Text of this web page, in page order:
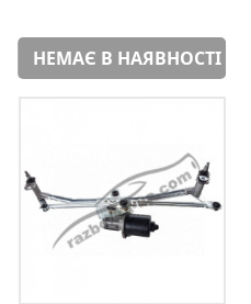
НЕМАЄ В НАЯВНОСТІ